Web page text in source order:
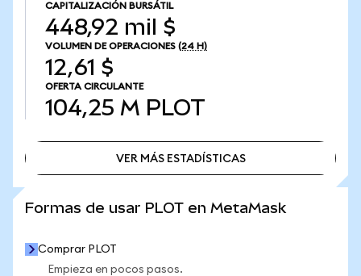
CAPITALIZACIÓN BURSÁTIL
448,92 mil $
VOLUMEN DE OPERACIONES (24 H)
12,61 $
OFERTA CIRCULANTE
104,25 M PLOT
VER MÁS ESTADÍSTICAS
Formas de usar PLOT en MetaMask
Comprar PLOT
Empieza en pocos pasos.